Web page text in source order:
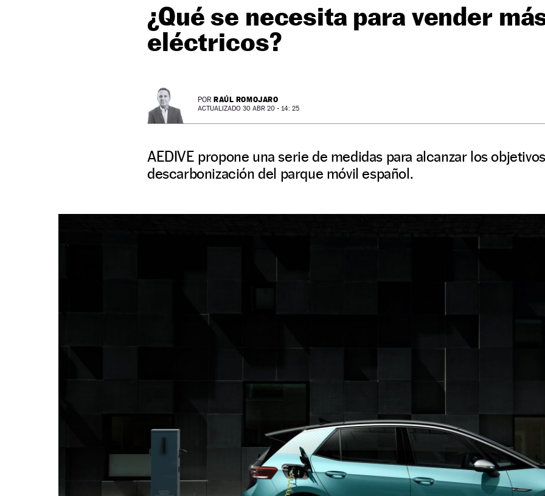
¿Qué se necesita para vender
eléctricos?
POR RAÚL ROMOJARO
ACTUALIZADO 30 ABR 20 - 14: 25
AEDIVE propone una serie de medidas para alcanzar los
descarbonización del parque móvil español.